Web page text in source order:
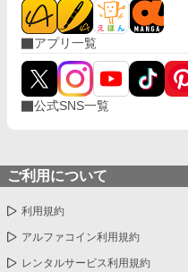
アプリ一覧
公式SNS一覧
ご利用について
利用規約
アルファコイン利用規約
レンタルサービス利用規約